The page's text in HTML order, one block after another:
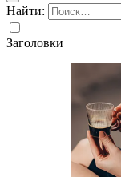
Найти:
Заголовки